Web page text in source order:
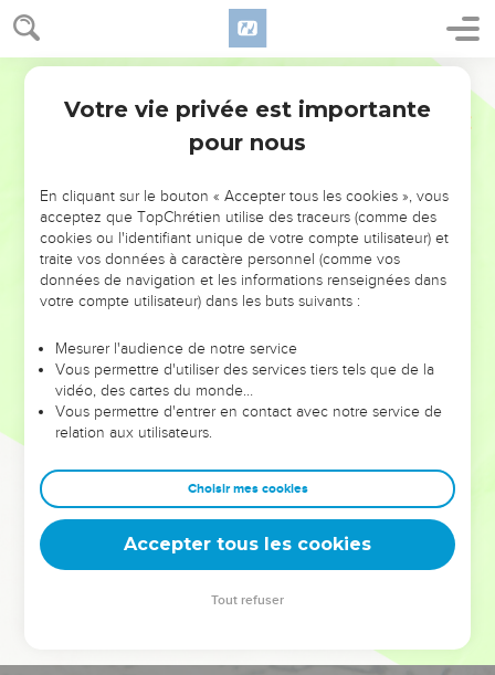
NE MANQUEZ PAS L’ÉVÉNEMENT
DE L’ANNÉE !
ET SI LEURS ERREURS POUVAIENT VOUS ÉVITER LES
VOTRES ?
leur foi ou leur vision. Mais on voit moins les doutes, les erreurs
et les saisons difficiles qu'ils ont traversés, alors même que ce
sont elles qui les ont façonnés.
Dans cette conférence, leaders, entrepreneurs, et responsables
clés pour avancer avec plus de sagesse afin que leurs erreurs
deviennent vos tremplins. Que vous guidiez un ministère, une
équipe, un groupe ou une famille, leur expérience est faite
Votre vie privée est importante
pour nous
En cliquant sur le bouton « Accepter tous les cookies », vous
acceptez que TopChrétien utilise des traceurs (comme des
cookies ou l'identifiant unique de votre compte utilisateur) et
traite vos données à caractère personnel (comme vos
données de navigation et les informations renseignées dans
votre compte utilisateur) dans les buts suivants :
Mesurer l'audience de notre service
Vous permettre d'utiliser des services tiers tels que de la
vidéo, des cartes du monde…
Vous permettre d'entrer en contact avec notre service de
relation aux utilisateurs.
Choisir mes cookies
Accepter tous les cookies
Tout refuser